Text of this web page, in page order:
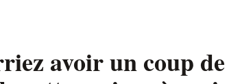
avoir un coup